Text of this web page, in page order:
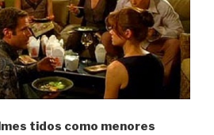
tidos como menores